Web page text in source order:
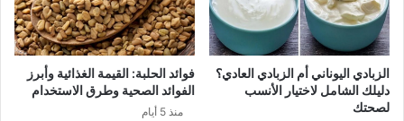
الزبادي اليوناني أم الزبادي العادي؟
دليلك الشامل لاختيار الأنسب
لصحتك
فوائد الحلبة: القيمة الغذائية وأبرز
الفوائد الصحية وطرق الاستخدام
منذ 5 أيام